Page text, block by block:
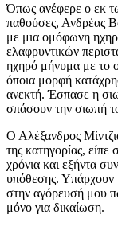
Όπως ανέφερε ο εκ
παθούσες, Ανδρέας
με μια ομόφωνη
ελαφρυντικών
ηχηρό μήνυμα με το
όποια μορφή
ανεκτή. Έσπασε η
σπάσουν την σιωπή
Ο Αλέξανδρος
της κατηγορίας,
χρόνια και εξήντα
υπόθεσης. Υπάρχουν
στην αγόρευσή μου
μόνο για δικαίωση.